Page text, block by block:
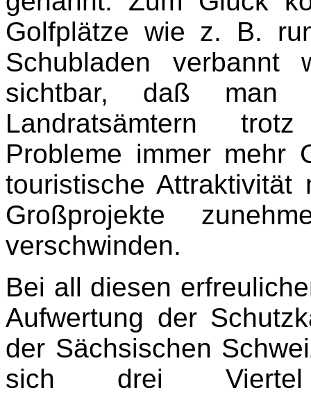
Golfplätze wie z. B.
Schubladen
sichtbar, daß man
Landratsämtern
Probleme immer mehr
touristische Attraktivität
Großprojekte
verschwinden.
Bei all diesen
Aufwertung der
der Sächsischen
sich drei